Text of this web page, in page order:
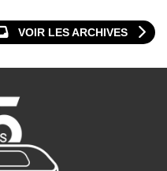
VOIR LES ARCHIVES